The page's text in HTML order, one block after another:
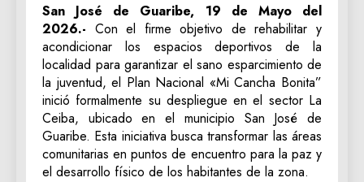
San José de Guaribe, 19 de Mayo del
2026.- Con el firme objetivo de rehabilitar y
acondicionar los espacios deportivos de la
localidad para garantizar el sano esparcimiento de
la juventud, el Plan Nacional «Mi Cancha Bonita”
inició formalmente su despliegue en el sector La
Ceiba, ubicado en el municipio San José de
Guaribe. Esta iniciativa busca transformar las áreas
comunitarias en puntos de encuentro para la paz y
el desarrollo físico de los habitantes de la zona.